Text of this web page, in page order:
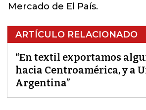
Mercado de El País.
ARTÍCULO RELACIONADO
“En textil exportamos
hacia Centroamérica, y a
Argentina”